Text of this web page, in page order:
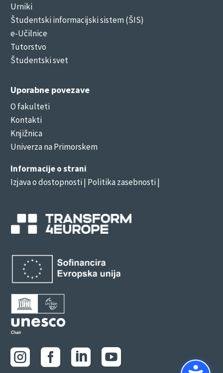
Urniki
Študentski informacijski sistem (ŠIS)
e-Učilnice
Tutorstvo
Študentski svet
Uporabne povezave
O fakulteti
Kontakti
Knjižnica
Univerza na Primorskem
Informacije o strani
Izjava o dostopnosti| Politika zasebnosti |
   